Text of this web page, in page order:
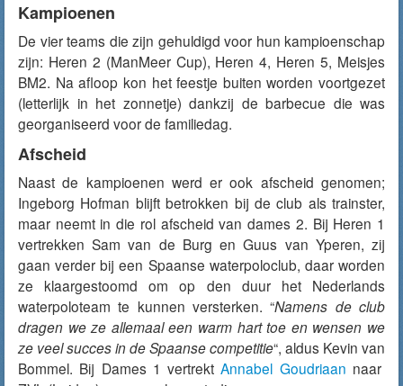
Kampioenen
De vier teams die zijn gehuldigd voor hun kampioenschap
zijn: Heren 2 (ManMeer Cup), Heren 4, Heren 5, Meisjes
BM2. Na afloop kon het feestje buiten worden voortgezet
(letterlijk in het zonnetje) dankzij de barbecue die was
georganiseerd voor de familiedag.
Afscheid
Naast de kampioenen werd er ook afscheid genomen;
Ingeborg Hofman blijft betrokken bij de club als trainster,
maar neemt in die rol afscheid van dames 2. Bij Heren 1
vertrekken Sam van de Burg en Guus van Yperen, zij
gaan verder bij een Spaanse waterpoloclub, daar worden
ze klaargestoomd om op den duur het Nederlands
waterpoloteam te kunnen versterken. “Namens de club
dragen we ze allemaal een warm hart toe en wensen we
ze veel succes in de Spaanse competitie“, aldus Kevin van
Bommel. Bij Dames 1 vertrektAnnabel Goudriaan naar